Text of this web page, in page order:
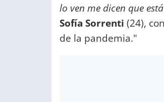
lo ven me dicen que
Sofía Sorrenti (24),
de la pandemia."